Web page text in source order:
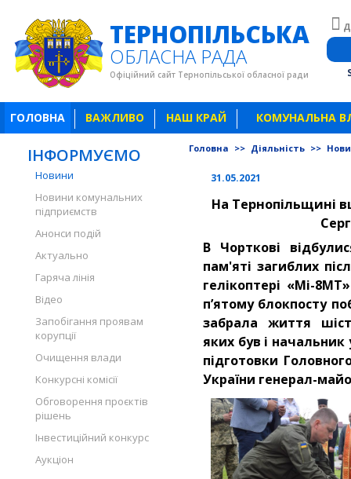
ТЕРНОПІЛЬСЬКА
ОБЛАСНА РАДА
Офіційний сайт Тернопільської обласної ради
ГОЛОВНА ВАЖЛИВО НАШ КРАЙ КОМУНАЛЬНА
ІНФОРМУЄМО
Новини
Новини комунальних
підприємств
Анонси подій
Актуально
Гаряча лінія
Відео
Запобігання проявам
корупції
Очищення влади
Конкурсні комісії
Обговорення проєктів
рішень
Інвестиційний конкурс
Аукціон
Головна >> Діяльність >>
31.05.2021
На Тернопільщині
В Чорткові
пам'яті загиблих
гелікоптері «Мі-
п’ятому блокпосту
забрала життя
яких був і начальник
підготовки
України генерал-